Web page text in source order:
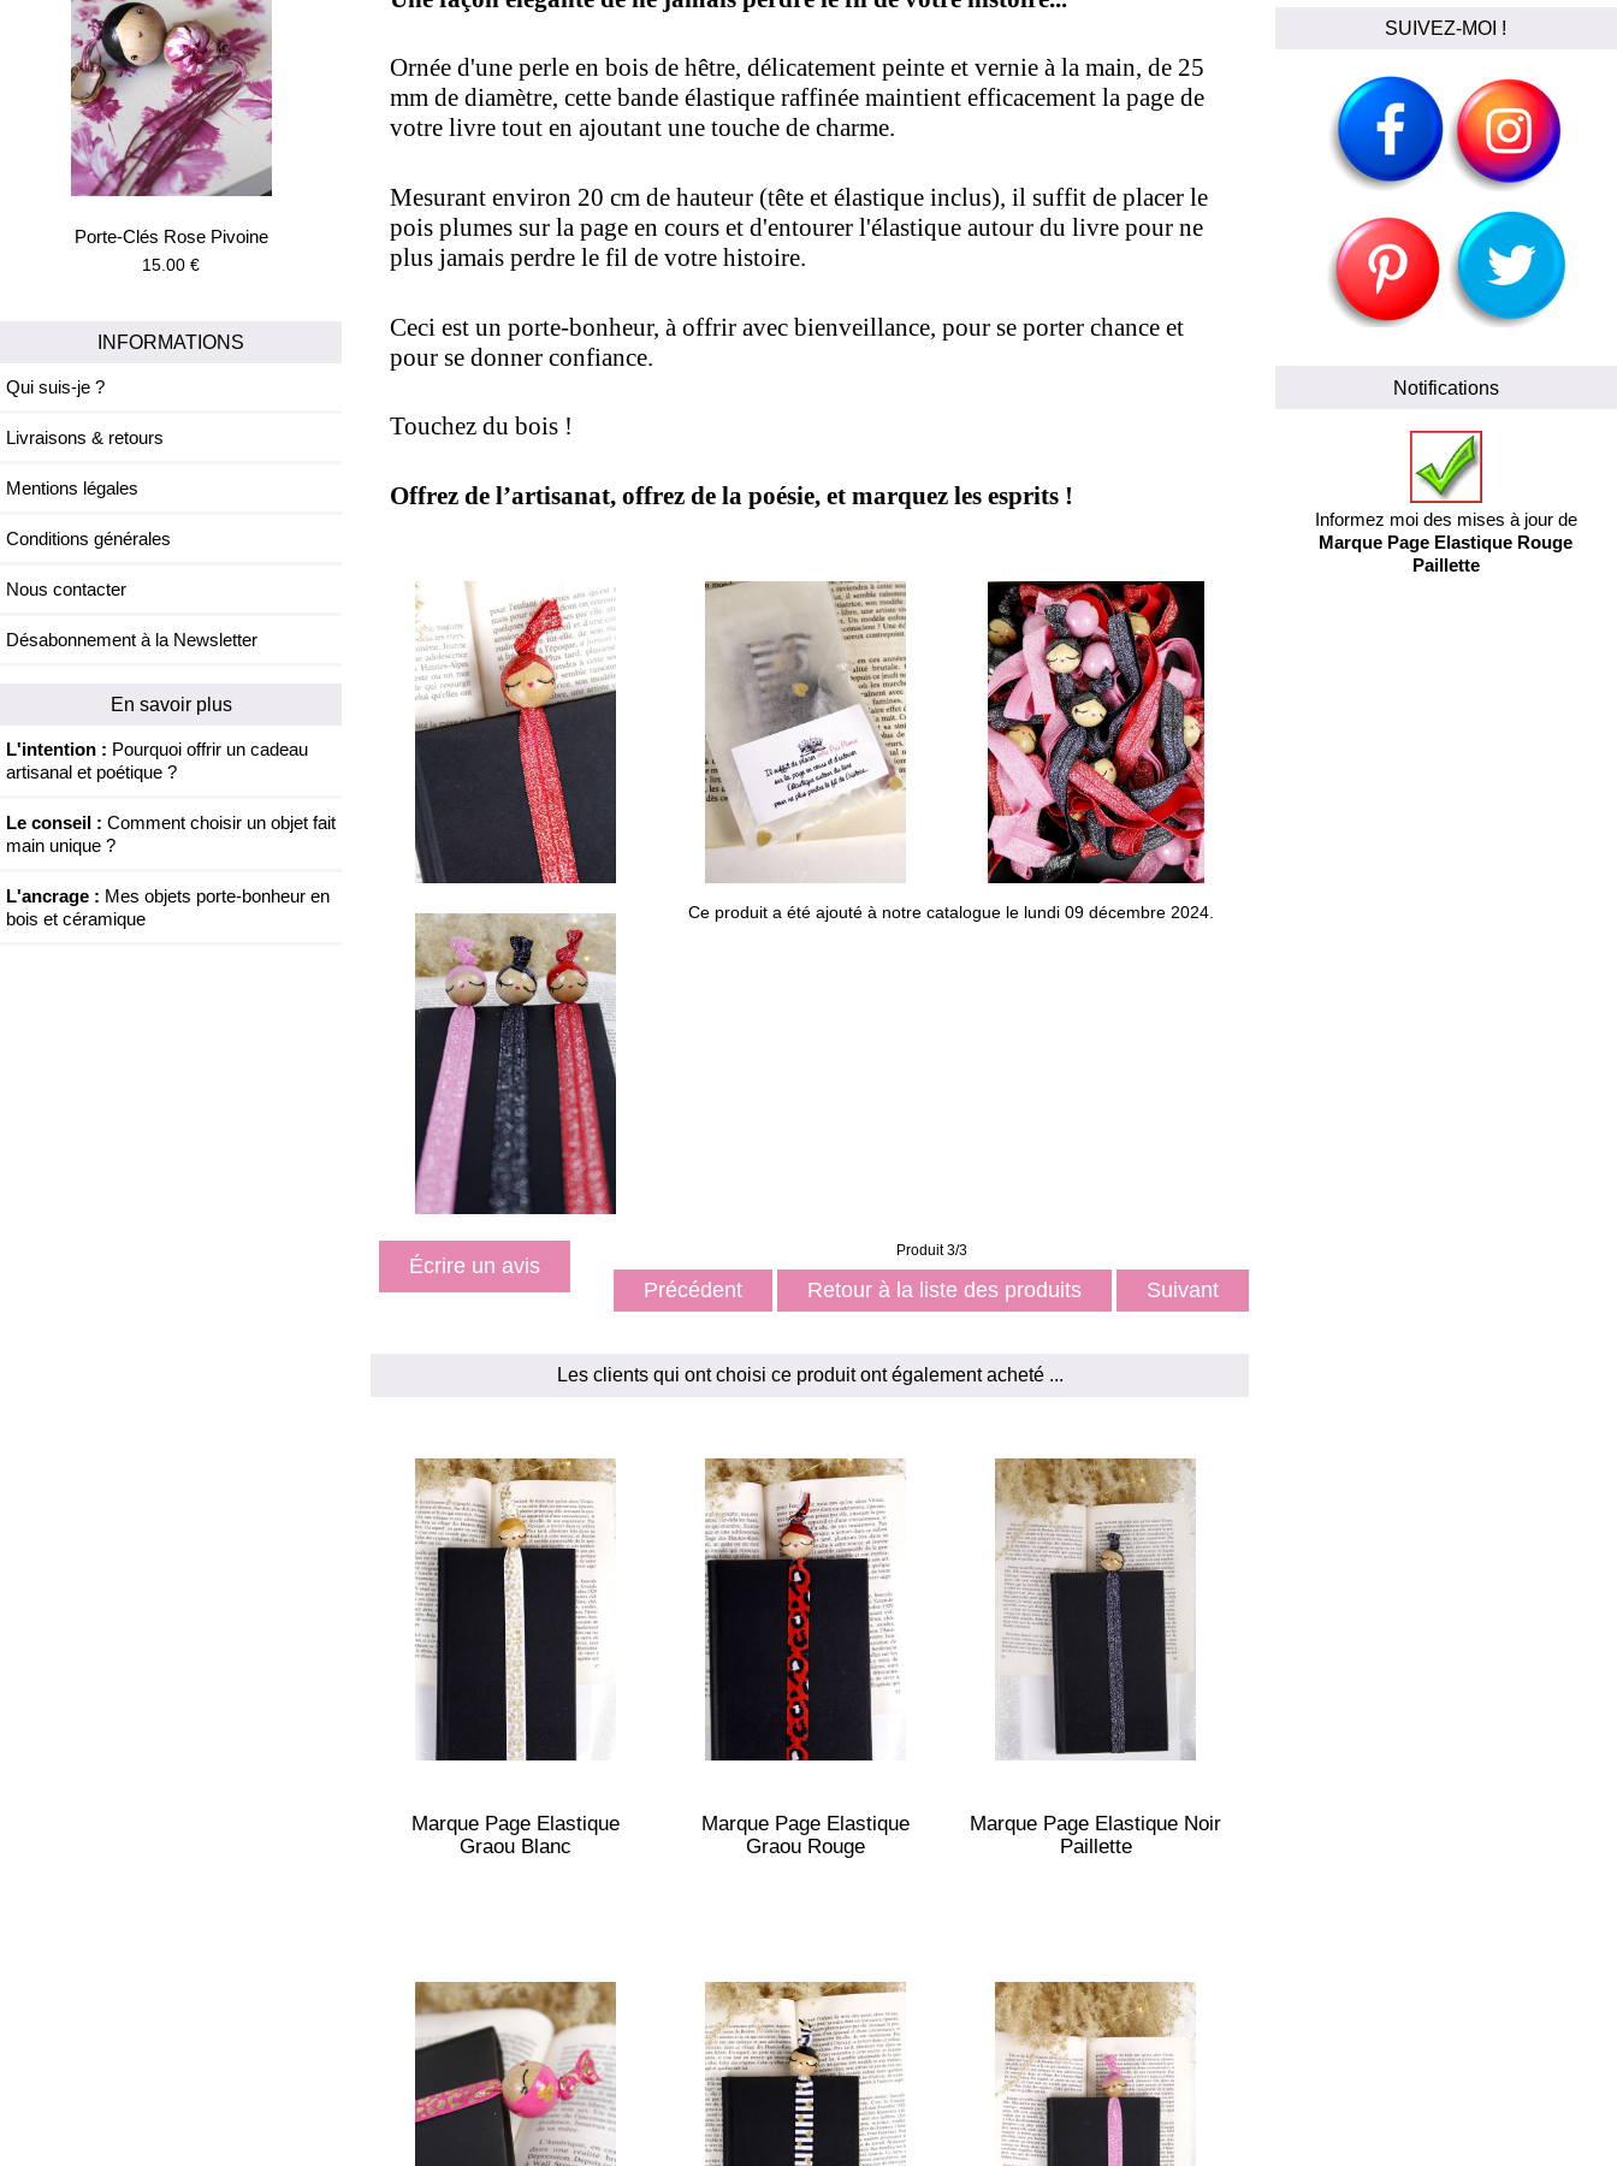
Porte-Clés Rose Pivoine
15.00 €
INFORMATIONS
Qui suis-je ?
Livraisons & retours
Mentions légales
Conditions générales
Nous contacter
Désabonnement à la Newsletter
En savoir plus
L'intention : Pourquoi offrir un cadeau
artisanal et poétique ?
Le conseil : Comment choisir un objet fait
main unique ?
L'ancrage : Mes objets porte-bonheur en
bois et céramique
Ornée d'une perle en bois de hêtre, délicatement peinte et vernie à la main, de 25
mm de diamètre, cette bande élastique raffinée maintient efficacement la page de
votre livre tout en ajoutant une touche de charme.
Mesurant environ 20 cm de hauteur (tête et élastique inclus), il suffit de placer le
pois plumes sur la page en cours et d'entourer l'élastique autour du livre pour ne
plus jamais perdre le fil de votre histoire.
Ceci est un porte-bonheur, à offrir avec bienveillance, pour se porter chance et
pour se donner confiance.
Touchez du bois !
Offrez de l’artisanat, offrez de la poésie, et marquez les esprits !
Produit 3/3
Précédent Retour à la liste des produits Suivant
Écrire un avis
Ce produit a été ajouté à notre catalogue le lundi 09 décembre 2024.
Les clients qui ont choisi ce produit ont également acheté ...
Marque Page Elastique
Graou Blanc
Marque Page Elastique
Graou Rouge
Marque Page Elastique Noir
Paillette
SUIVEZ-MOI !
Notifications
Informez moi des mises à jour de
Marque Page Elastique Rouge
Paillette